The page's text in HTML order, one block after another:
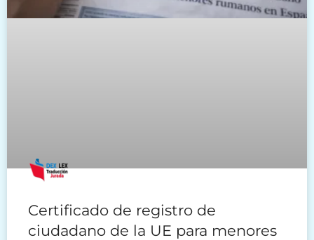
Certificado de registro de
ciudadano de la UE para menores